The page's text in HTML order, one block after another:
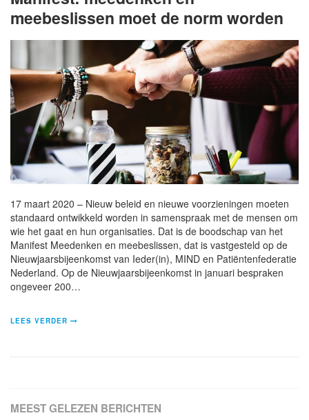
meebeslissen moet de norm worden
17 maart 2020 – Nieuw beleid en nieuwe voorzieningen moeten
standaard ontwikkeld worden in samenspraak met de mensen om
wie het gaat en hun organisaties. Dat is de boodschap van het
Manifest Meedenken en meebeslissen, dat is vastgesteld op de
Nieuwjaarsbijeenkomst van Ieder(in), MIND en Patiëntenfederatie
Nederland. Op de Nieuwjaarsbijeenkomst in januari bespraken
ongeveer 200…
LEES VERDER
MEEST GELEZEN BERICHTEN